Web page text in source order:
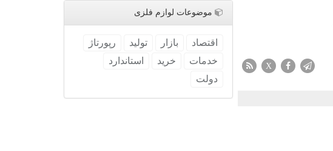
X
موضوعات لوازم فلزی
اقتصاد بازار تولید
رپورتاژ
خدمات
خرید
استاندارد
دولت